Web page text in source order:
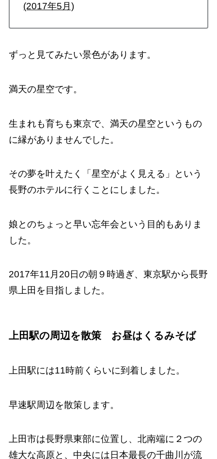
(2017年5月)
ずっと見てみたい景色があります。
満天の星空です。
生まれも育ちも東京で、満天の星空というもの
に縁がありませんでした。
その夢を叶えたく「星空がよく見える」という
長野のホテルに行くことにしました。
娘とのちょっと早い忘年会という目的もありま
した。
2017年11月20日の朝９時過ぎ、東京駅から長野
県上田を目指しました。
上田駅の周辺を散策 お昼はくるみそば
上田駅には11時前くらいに到着しました。
早速駅周辺を散策します。
上田市は長野県東部に位置し、北南端に２つの
雄大な高原と、中央には日本最長の千曲川が流